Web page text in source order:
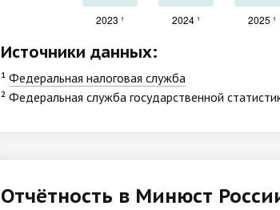
Источники данных:
¹ Федеральная налоговая служба
² Федеральная служба государственной
Отчётность в Минюст